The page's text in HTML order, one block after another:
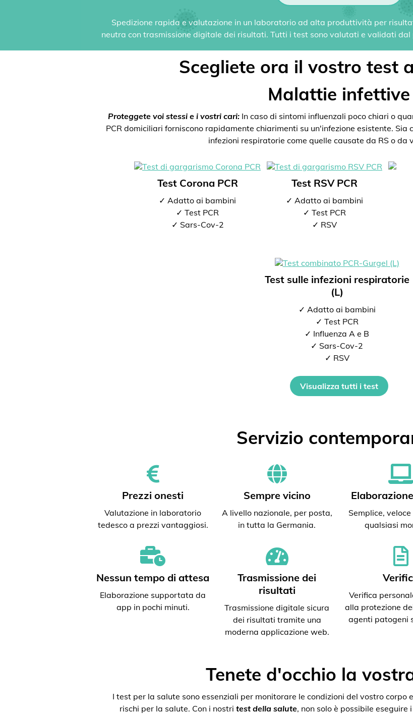
Spedizione rapida e valutazione in un laboratorio ad alta produttività per
neutra con trasmissione digitale dei risultati. Tutti i test sono valutati e validati
Scegliete ora il vostro test
Malattie infettive
Proteggete voi stessi e i vostri cari:In caso di sintomi influenzali poco chiari o
PCR domiciliari forniscono rapidamente chiarimenti su un'infezione esistente.
infezioni respiratorie come quelle causate da RS o da
Test Corona PCR
✓ Adatto ai bambini
✓ Test PCR
✓ Sars-Cov-2
Test RSV PCR
✓ Adatto ai bambini
✓ Test PCR
✓ RSV
Test sulle infezioni respiratorie
(L)
✓ Adatto ai bambini
✓ Test PCR
✓ Influenza A e B
✓ Sars-Cov-2
✓ RSV
Visualizza tutti i test
Servizio
Prezzi onesti
Valutazione in laboratorio
tedesco a prezzi vantaggiosi.
Sempre vicino
A livello nazionale, per posta,
in tutta la Germania.
Semplice,
qualsiasi
Nessun tempo di attesa
Elaborazione supportata da
app in pochi minuti.
Trasmissione dei
risultati
Trasmissione digitale sicura
dei risultati tramite una
moderna applicazione web.
Verifica
alla protezione
agenti patogeni
Tenete d'occhio la
I test per la salute sono essenziali per monitorare le condizioni del vostro
rischi per la salute. Con i nostri test della salute, non solo è possibile